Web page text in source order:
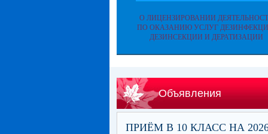
О ЛИЦЕНЗИРОВАНИИ
ПО ОКАЗАНИЮ УСЛУГ
ДЕЗИНСЕКЦИИ И ДЕРАТИЗАЦИИ
Объявления
ПРИЁМ В 10 КЛАСС НА